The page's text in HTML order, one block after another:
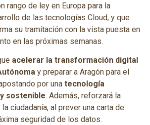
rango de ley en Europa para la
de las tecnologías Cloud, y que
su tramitación con la vista puesta en
en las próximas semanas.
acelerar la transformación digital
y preparar a Aragón para el
por una tecnología
sostenible. Además, reforzará la
ciudadanía, al prever una carta de
seguridad de los datos.